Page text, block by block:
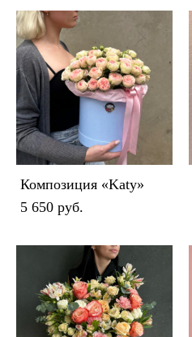
Композиция «Katy»
5 650 pуб.